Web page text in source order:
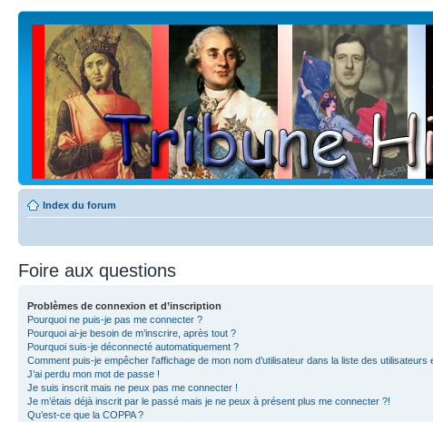
Index du forum
Foire aux questions
Problèmes de connexion et d’inscription
Pourquoi ne puis-je pas me connecter ?
Pourquoi ai-je besoin de m’inscrire, après tout ?
Pourquoi suis-je déconnecté automatiquement ?
Comment puis-je empêcher l’affichage de mon nom d’utilisateur dans la liste des utilisateurs
J’ai perdu mon mot de passe !
Je suis inscrit mais ne peux pas me connecter !
Je m’étais déjà inscrit par le passé mais je ne peux à présent plus me connecter ?!
Qu’est-ce que la COPPA ?